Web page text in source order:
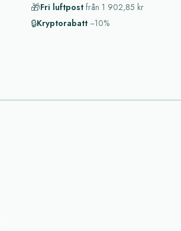
🎁Fri luftpost från 1 902,85 kr
🔒Kryptorabatt −10%